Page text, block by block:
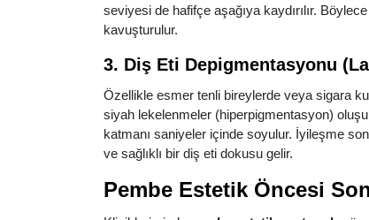
seviyesi de hafifçe aşağıya kaydırılır. Böylece
kavuşturulur.
3. Diş Eti Depigmentasyonu
Özellikle esmer tenli bireylerde veya sigara
siyah lekelenmeler (hiperpigmentasyon)
katmanı saniyeler içinde soyulur. İyileşme
ve sağlıklı bir diş eti dokusu gelir.
Pembe Estetik Öncesi